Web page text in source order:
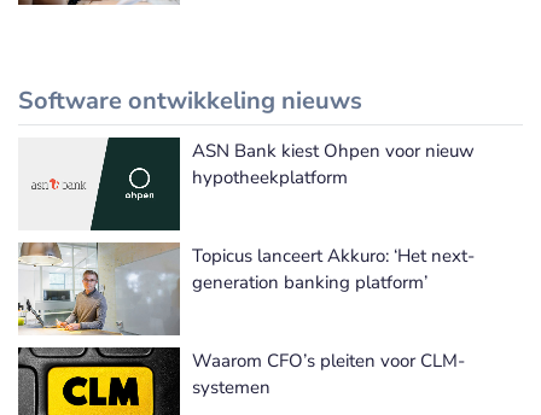
Software ontwikkeling nieuws
Meer Software ontwikkeling nieuws
ASN Bank kiest Ohpen voor nieuw
hypotheekplatform
Topicus lanceert Akkuro: ‘Het next-
generation banking platform’
Waarom CFO’s pleiten voor CLM-
systemen